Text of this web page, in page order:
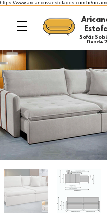
https://www.aricanduvaestofados.com.br/
Desde
Sofás Sob